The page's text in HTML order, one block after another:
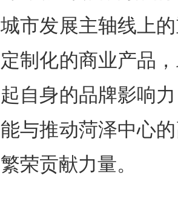
城市发展主轴线上
定制化的商业产品
起自身的品牌影响
能与推动菏泽中心
繁荣贡献力量。